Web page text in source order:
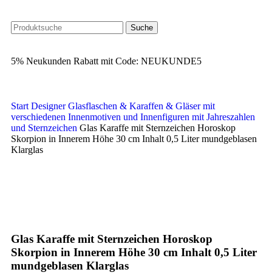
Suche
5% Neukunden Rabatt mit Code: NEUKUNDE5
Start Designer Glasflaschen & Karaffen & Gläser mit
verschiedenen Innenmotiven und Innenfiguren mit Jahreszahlen
und Sternzeichen Glas Karaffe mit Sternzeichen Horoskop
Skorpion in Innerem Höhe 30 cm Inhalt 0,5 Liter mundgeblasen
Klarglas
Glas Karaffe mit Sternzeichen Horoskop
Skorpion in Innerem Höhe 30 cm Inhalt 0,5 Liter
mundgeblasen Klarglas